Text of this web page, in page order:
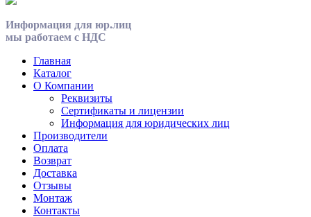
Информация для юр.лиц
мы работаем с НДС
Главная
Каталог
О Компании
Реквизиты
Сертификаты и лицензии
Информация для юридических лиц
Производители
Оплата
Возврат
Доставка
Отзывы
Монтаж
Контакты